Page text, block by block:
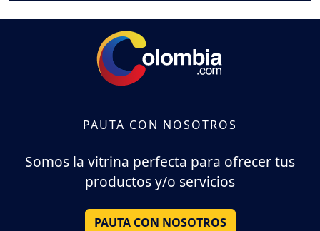
PAUTA CON NOSOTROS
Somos la vitrina perfecta para ofrecer tus
productos y/o servicios
PAUTA CON NOSOTROS